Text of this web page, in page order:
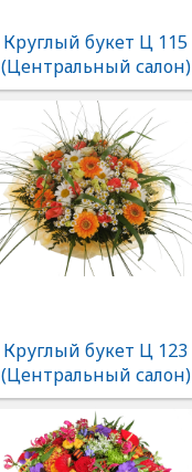
Круглый букет Ц 115
(Центральный салон)
Круглый букет Ц 123
(Центральный салон)